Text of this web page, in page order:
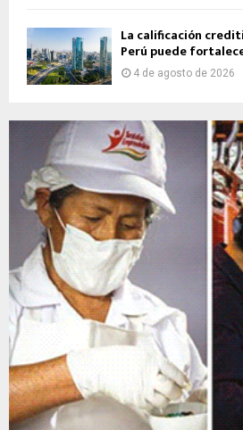
La calificación
Perú puede
4 de agosto de 2026